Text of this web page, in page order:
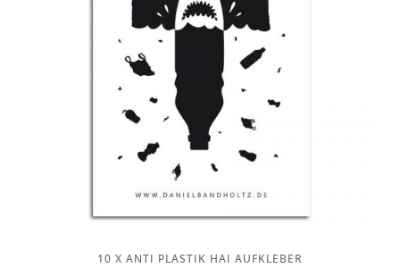
10 X ANTI PLASTIK HAI AUFKLEBER